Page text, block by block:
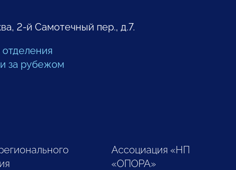
2-й Самотечный пер., д.7.
за рубежом
Ассоциация «НП
«ОПОРА»